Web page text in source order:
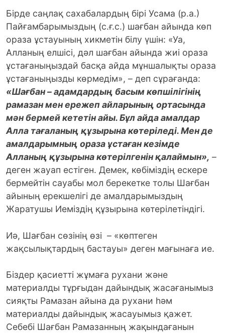
Бірде саңлақ сахабалардың бірі Усама (р.а.)
Пайғамбарымыздың (с.ғ.с.) шағбан айында көп
ораза ұстауының хикметін білу үшін: «Уа,
Алланың елшісі, дәл шағбан айында жиі ораза
ұстағаныңыздай басқа айда мұншалықты ораза
ұстағаныңызды көрмедім», – деп сұрағанда:
«Шағбан – адамдардың басым көпшілігінің
рамазан мен ережеп айларының ортасында
мән бермей кететін айы. Бұл айда амалдар
Алла тағаланың құзырына көтеріледі. Мен де
амалдарымның ораза ұстаған кезімде
Алланың құзырына көтерілгенін қалаймын», –
деген жауап естіген. Демек, көбіміздің ескере
бермейтін сауабы мол берекетке толы Шағбан
айының ерекшелігі де амалдарымыздың
Жаратушы Иеміздің құзырына көтерілетіндігі.
Иә, Шағбан сөзінің өзі – «көптеген
жақсылықтардың бастауы» деген мағынаға ие.
Біздер қасиетті жұмаға рухани және
материалды тұрғыдан дайындық жасағанымыз
сияқты Рамазан айына да рухани һәм
материалды дайындық жасауымыз қажет.
Себебі Шағбан Рамазанның жақындағанын